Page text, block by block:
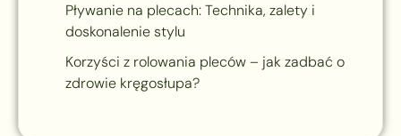
Pływanie na plecach: Technika, zalety i
doskonalenie stylu
Korzyści z rolowania pleców – jak zadbać o
zdrowie kręgosłupa?